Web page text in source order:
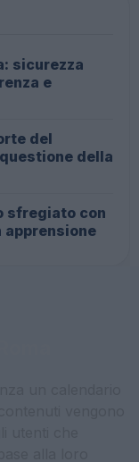
sicurezza
e
del
della
sfregiato con
apprensione